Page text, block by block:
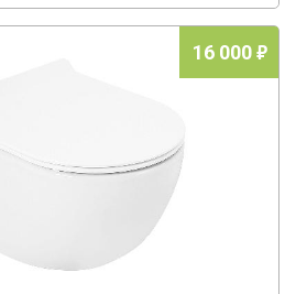
16 000